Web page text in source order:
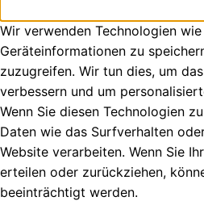
Wir verwenden Technologien
Geräteinformationen zu
zuzugreifen. Wir tun dies, um
verbessern und um
Wenn Sie diesen Technologien
Daten wie das Surfverhalten
Website verarbeiten. Wenn Sie
erteilen oder zurückziehen,
beeinträchtigt werden.